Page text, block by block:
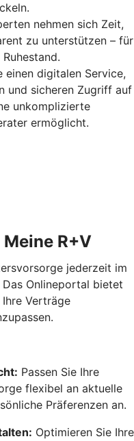
nehmen sich Zeit,
zu unterstützen – für
einen digitalen Service,
und sicheren Zugriff auf
unkomplizierte
ermöglicht.
R+V
jederzeit im
Onlineportal bietet
Verträge
Passen Sie Ihre
flexibel an aktuelle
Präferenzen an.
Optimieren Sie Ihre